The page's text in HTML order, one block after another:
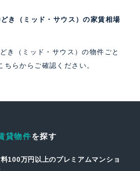
き（ミッド・サウス）の家賃相場
き（ミッド・サウス）の物件ごと
ちらからご確認ください。
貸物件を探す
100万円以上のプレミアムマンショ